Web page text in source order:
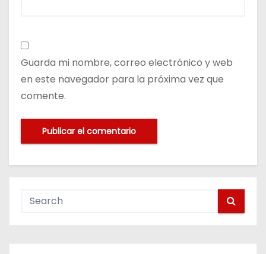
Guarda mi nombre, correo electrónico y web
en este navegador para la próxima vez que
comente.